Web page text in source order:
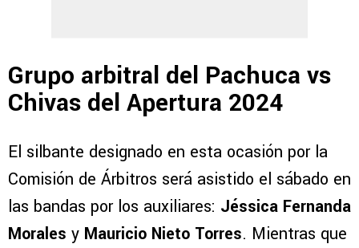
Grupo arbitral del Pachuca vs
Chivas del Apertura 2024
El silbante designado en esta ocasión por la
Comisión de Árbitros será asistido el sábado en
las bandas por los auxiliares: Jéssica Fernanda
Morales y Mauricio Nieto Torres. Mientras que